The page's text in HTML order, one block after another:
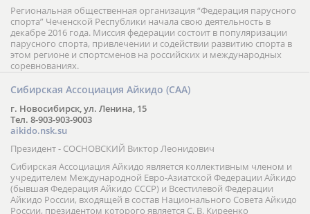
Региональная общественная организация “Федерация парусного
спорта” Чеченской Республики начала свою деятельность в
декабре 2016 года. Миссия федерации состоит в популяризации
парусного спорта, привлечении и содействии развитию спорта в
этом регионе и спортсменов на российских и международных
соревнованиях.
Сибирская Ассоциация Айкидо (САА)
г. Новосибирск, ул. Ленина, 15
Тел. 8-903-903-9003
aikido.nsk.su
Президент - СОСНОВСКИЙ Виктор Леонидович
Сибирская Ассоциация Айкидо является коллективным членом и
учредителем Международной Евро-Азиатской Федерации Айкидо
(бывшая Федерация Айкидо СССР) и Всестилевой Федерации
Айкидо России, входящей в состав Национального Совета Айкидо
России, президентом которого является С. В. Киреенко